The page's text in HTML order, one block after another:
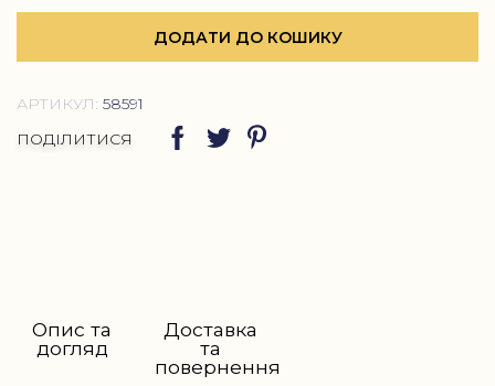
ДОДАТИ ДО КОШИКУ
АРТИКУЛ: 58591
ПОДІЛИТИСЯ
Опис та
догляд
Доставка
та
повернення